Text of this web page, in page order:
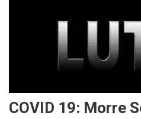
COVID 19: Morre